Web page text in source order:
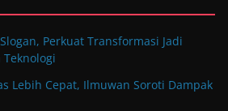
Perkuat Transformasi Jadi
Teknologi
Lebih Cepat, Ilmuwan Soroti Dampak